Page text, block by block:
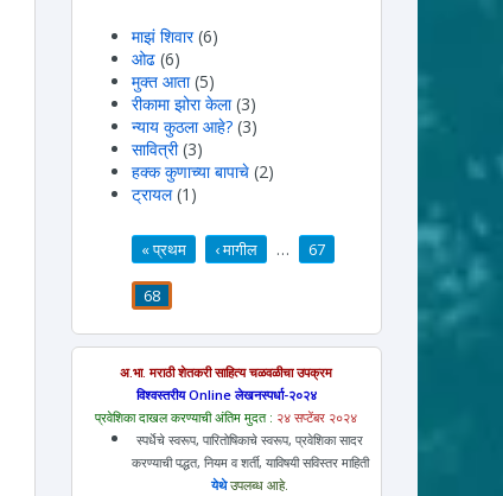
माझं शिवार (6)
ओढ (6)
मुक्त आता (5)
रीकामा झोरा केला (3)
न्याय कुठला आहे? (3)
सावित्री (3)
हक्क कुणाच्या बापाचे (2)
ट्रायल (1)
« प्रथम ‹ मागील … 67
68
अ.भा. मराठी शेतकरी साहित्य चळवळीचा उपक्रम
विश्वस्तरीय Online लेखनस्पर्धा-२०२४
प्रवेशिका दाखल करण्याची अंतिम मुदत : २४ सप्टेंबर २०२४
स्पर्धेचे स्वरूप, पारितोषिकाचे स्वरूप, प्रवेशिका सादर
करण्याची पद्धत, नियम व शर्ती, याविषयी सविस्तर माहिती
येथेउपलब्ध आहे.